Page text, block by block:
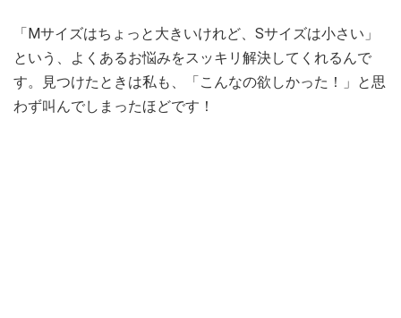
「Mサイズはちょっと大きいけれど、Sサイズは小さい」
という、よくあるお悩みをスッキリ解決してくれるんで
す。見つけたときは私も、「こんなの欲しかった！」と思
わず叫んでしまったほどです！